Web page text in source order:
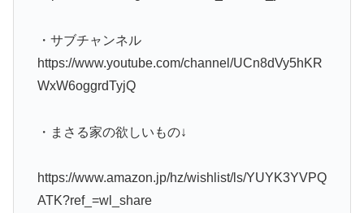
・サブチャンネル
https://www.youtube.com/channel/UCn8dVy5hKR
WxW6oggrdTyjQ
・まさる家の欲しいもの↓
https://www.amazon.jp/hz/wishlist/ls/YUYK3YVPQ
ATK?ref_=wl_share